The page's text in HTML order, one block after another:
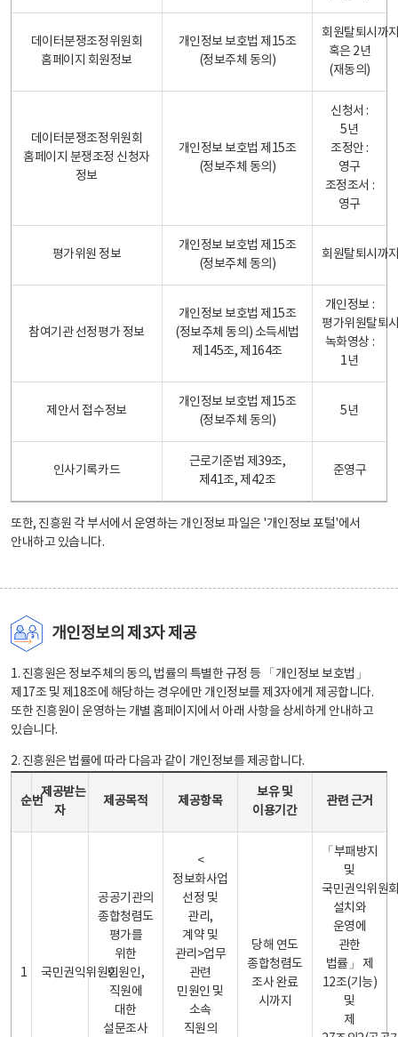
데이터분쟁조정위원회
홈페이지 회원정보
개인정보 보호법 제15조
(정보주체 동의)
회원탈퇴시까
혹은 2년
(재동의)
데이터분쟁조정위원회
홈페이지 분쟁조정 신청자
정보
개인정보 보호법 제15조
(정보주체 동의)
신청서 :
5년
조정안 :
영구
조정조서 :
영구
평가위원 정보
개인정보 보호법 제15조
(정보주체 동의)
회원탈퇴시까
참여기관 선정평가 정보
개인정보 보호법 제15조
(정보주체 동의) 소득세법
제145조, 제164조
개인정보 :
평가위원탈퇴
녹화영상 :
1년
제안서 접수정보
개인정보 보호법 제15조
(정보주체 동의)
5년
인사기록카드
근로기준법 제39조,
제41조, 제42조
준영구
또한, 진흥원 각 부서에서 운영하는 개인정보 파일은 '개인정보 포털'에서
안내하고 있습니다.
개인정보의 제3자 제공
1. 진흥원은 정보주체의 동의, 법률의 특별한 규정 등 「개인정보 보호법」
제17조 및 제18조에 해당하는 경우에만 개인정보를 제3자에게 제공합니다.
또한 진흥원이 운영하는 개별 홈페이지에서 아래 사항을 상세하게 안내하고
있습니다.
2. 진흥원은 법률에 따라 다음과 같이 개인정보를 제공합니다.
순번
제공받는
자
제공목적 제공항목
보유 및
이용기간
관련 근거
1 국민권익위원회
공공기관의
종합청렴도
평가를
위한
민원인,
직원에
대한
설문조사
<
정보화사업
선정 및
관리,
계약 및
관리>업무
관련
민원인 및
소속
직원의
당해 연도
종합청렴도
조사 완료
시까지
「부패방지
및
국민권익위원
설치와
운영에
관한
법률」 제
12조(기능)
및
제